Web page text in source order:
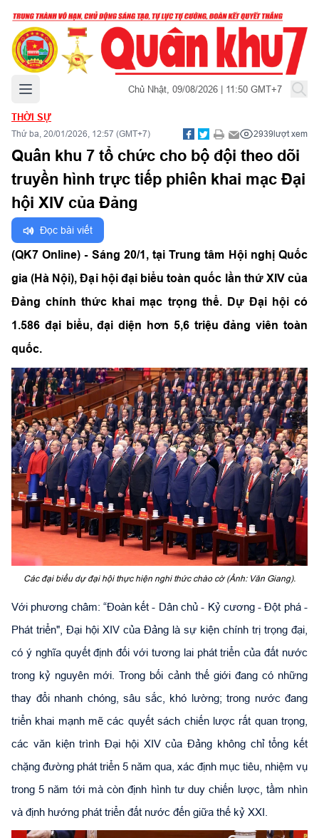
Mở menu chính Chủ Nhật, 09/08/2026 | 11:50 GMT+7
THỜI SỰ
Thứ ba, 20/01/2026, 12:57 (GMT+7) 2939lượt xem
Quân khu 7 tổ chức cho bộ đội theo dõi
truyền hình trực tiếp phiên khai mạc Đại
hội XIV của Đảng
Đọc bài viết
(QK7 Online) - Sáng 20/1, tại Trung tâm Hội nghị Quốc
gia (Hà Nội), Đại hội đại biểu toàn quốc lần thứ XIV của
Đảng chính thức khai mạc trọng thể. Dự Đại hội có
1.586 đại biểu, đại diện hơn 5,6 triệu đảng viên toàn
quốc.
Các đại biểu dự đại hội thực hiện nghi thức chào cờ (Ảnh: Văn Giang).
Với phương châm: “Đoàn kết - Dân chủ - Kỷ cương - Đột phá -
Phát triển", Đại hội XIV của Đảng là sự kiện chính trị trọng đại,
có ý nghĩa quyết định đối với tương lai phát triển của đất nước
trong kỷ nguyên mới. Trong bối cảnh thế giới đang có những
thay đổi nhanh chóng, sâu sắc, khó lường; trong nước đang
triển khai mạnh mẽ các quyết sách chiến lược rất quan trọng,
các văn kiện trình Đại hội XIV của Đảng không chỉ tổng kết
chặng đường phát triển 5 năm qua, xác định mục tiêu, nhiệm vụ
trong 5 năm tới mà còn định hình tư duy chiến lược, tầm nhìn
và định hướng phát triển đất nước đến giữa thế kỷ XXI.